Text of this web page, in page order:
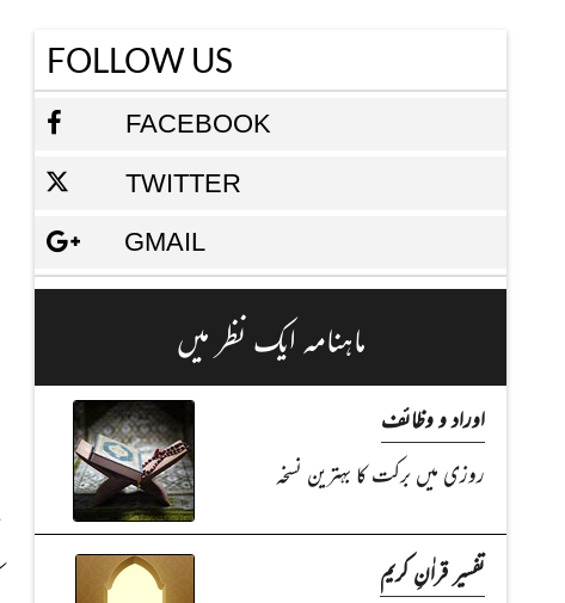
FOLLOW US
FACEBOOK
TWITTER
GMAIL
ماہنامہ ایک نظر میں
اوراد و وظائف
روزی میں برکت کا بہترین نسخہ
تفسیر قراٰنِ کریم